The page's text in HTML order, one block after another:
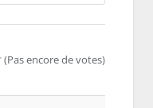
(Pas encore de votes)